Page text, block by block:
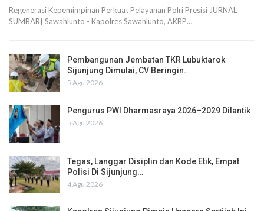
Regenerasi Kepemimpinan Perkuat Pelayanan Polri Presisi JURNAL
SUMBAR| Sawahlunto - Kapolres Sawahlunto, AKBP…
Pembangunan Jembatan TKR Lubuktarok
Sijunjung Dimulai, CV Beringin…
5 Agu 2026
Pengurus PWI Dharmasraya 2026–2029 Dilantik
5 Agu 2026
Tegas, Langgar Disiplin dan Kode Etik, Empat
Polisi Di Sijunjung…
4 Agu 2026